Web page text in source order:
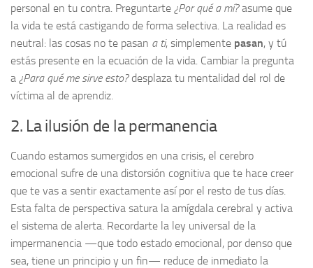
personal en tu contra. Preguntarte ¿Por qué a mí?asume que
la vida te está castigando de forma selectiva. La realidad es
neutral: las cosas no te pasan a ti, simplemente pasan, y tú
estás presente en la ecuación de la vida. Cambiar la pregunta
a ¿Para qué me sirve esto?desplaza tu mentalidad del rol de
víctima al de aprendiz.
2. La ilusión de la permanencia
Cuando estamos sumergidos en una crisis, el cerebro
emocional sufre de una distorsión cognitiva que te hace creer
que te vas a sentir exactamente así por el resto de tus días.
Esta falta de perspectiva satura la amígdala cerebral y activa
el sistema de alerta. Recordarte la ley universal de la
impermanencia —que todo estado emocional, por denso que
sea, tiene un principio y un fin— reduce de inmediato la